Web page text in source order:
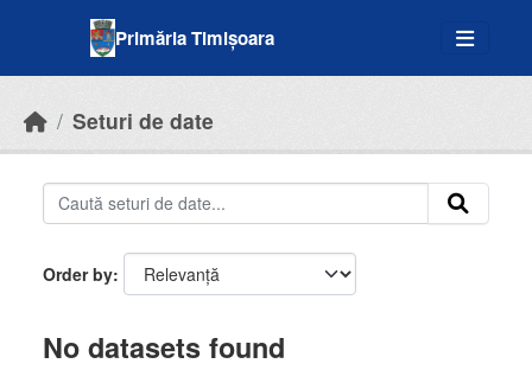
Primăria Timișoara
Seturi de date
Order by
No datasets found